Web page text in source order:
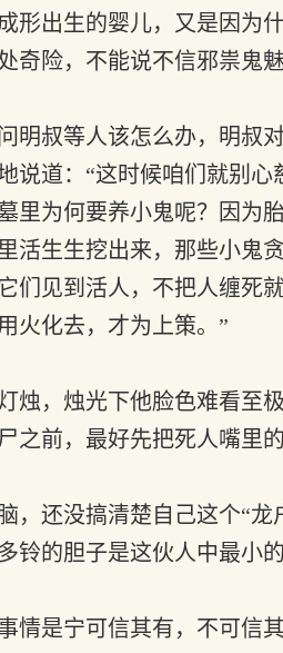
形出生的婴儿，又是因为
奇险，不能说不信邪祟鬼
叔等人该怎么办，明叔
说道：“这时候咱们就别
里为何要养小鬼呢？因为
活生生挖出来，那些小鬼
们见到活人，不把人缠死
火化去，才为上策。”
，烛光下他脸色难看至
之前，最好先把死人嘴里
还没搞清楚自己这个“龙
铃的胆子是这伙人中最小
是宁可信其有，不可信